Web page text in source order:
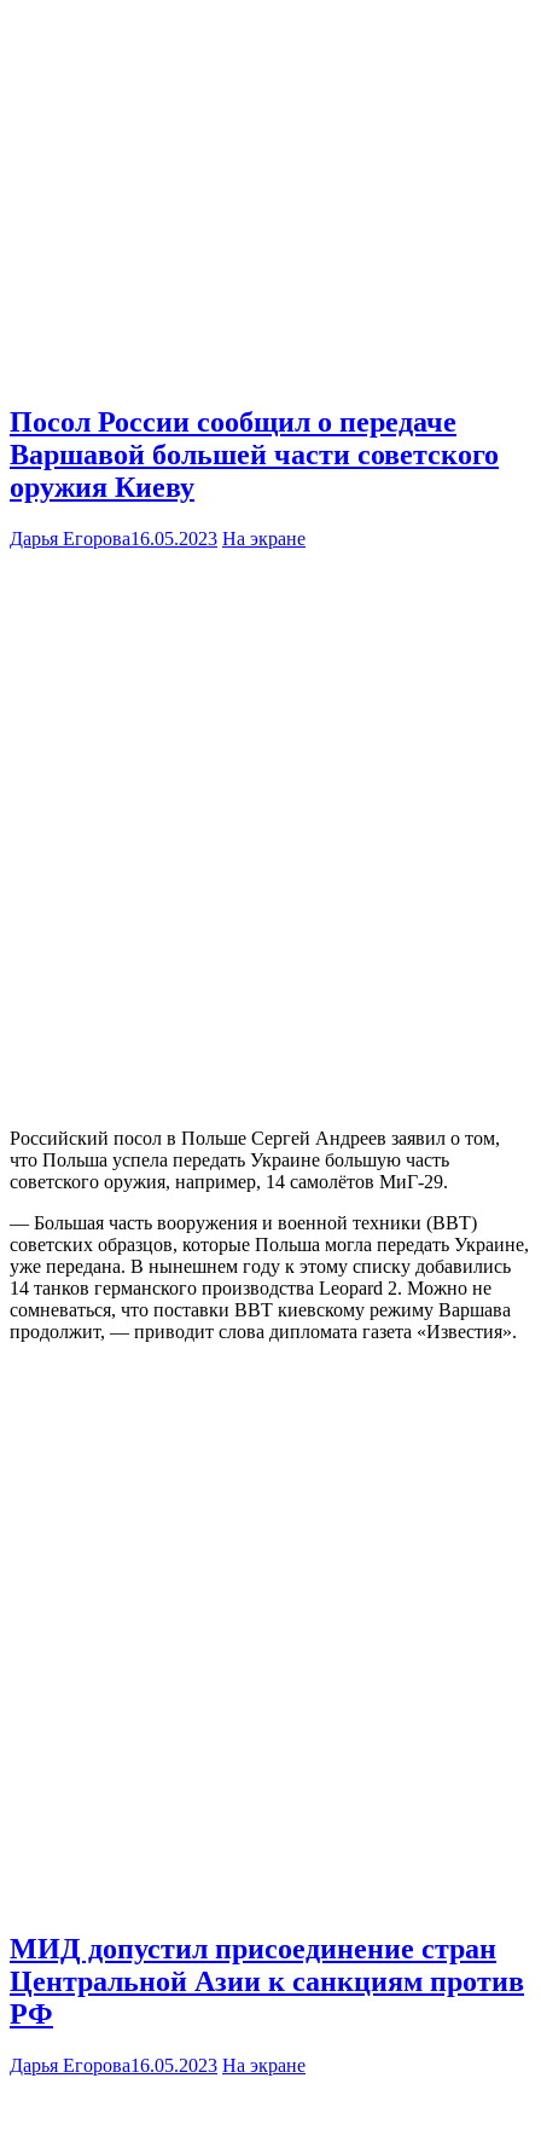
Посол России сообщил о передаче
Варшавой большей части советского
оружия Киеву
Дарья Егорова16.05.2023 На экране
Российский посол в Польше Сергей Андреев заявил о том,
что Польша успела передать Украине большую часть
советского оружия, например, 14 самолётов МиГ-29.
— Большая часть вооружения и военной техники (ВВТ)
советских образцов, которые Польша могла передать Украине,
уже передана. В нынешнем году к этому списку добавились
14 танков германского производства Leopard 2. Можно не
сомневаться, что поставки ВВТ киевскому режиму Варшава
продолжит, — приводит слова дипломата газета «Известия».
МИД допустил присоединение стран
Центральной Азии к санкциям против
РФ
Дарья Егорова16.05.2023 На экране